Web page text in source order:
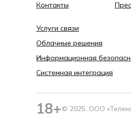
Контакты
18+© 2025. ООО
Услуги связи
Облачные решения
Информационная
Системная интеграция